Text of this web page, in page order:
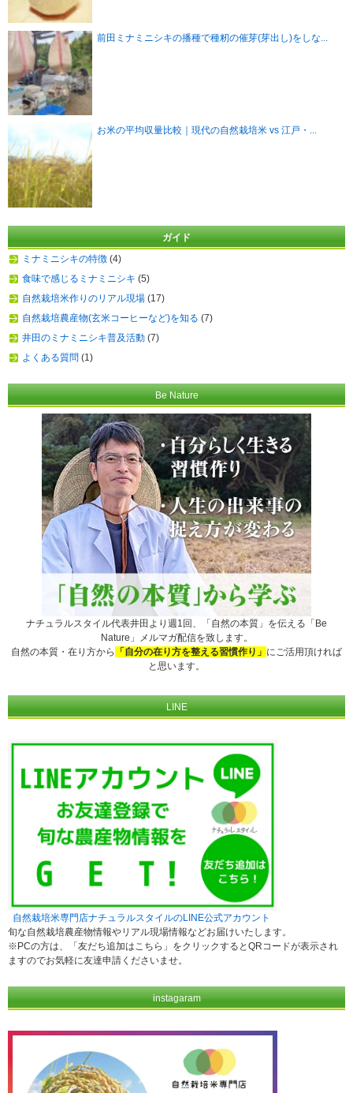
前田ミナミニシキの播種で種籾の催芽(芽出し)をしな...
お米の平均収量比較｜現代の自然栽培米 vs 江戸・...
ガイド
ミナミニシキの特徴 (4)
食味で感じるミナミニシキ (5)
自然栽培米作りのリアル現場 (17)
自然栽培農産物(玄米コーヒーなど)を知る (7)
井田のミナミニシキ普及活動 (7)
よくある質問 (1)
Be Nature
ナチュラルスタイル代表井田より週1回、「自然の本質」を伝える「Be
Nature」メルマガ配信を致します。
自然の本質・在り方から
「自分の在り方を整える習慣作り」 にご活用頂ければ
と思います。
LINE
自然栽培米専門店ナチュラルスタイルのLINE公式アカウント
旬な自然栽培農産物情報やリアル現場情報などお届けいたします。
※PCの方は、「友だち追加はこちら」をクリックするとQRコードが表示され
ますのでお気軽に友達申請くださいませ。
instagaram